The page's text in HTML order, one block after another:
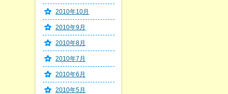
2010年10月
2010年9月
2010年8月
2010年7月
2010年6月
2010年5月